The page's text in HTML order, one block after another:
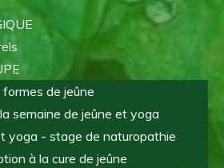
de jeûne
semaine de jeûne et yoga
yoga - stage de naturopathie
à la cure de jeûne